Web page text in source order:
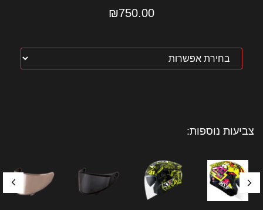
₪750.00
צביעות נוספות: